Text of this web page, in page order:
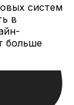
систем
в
больше